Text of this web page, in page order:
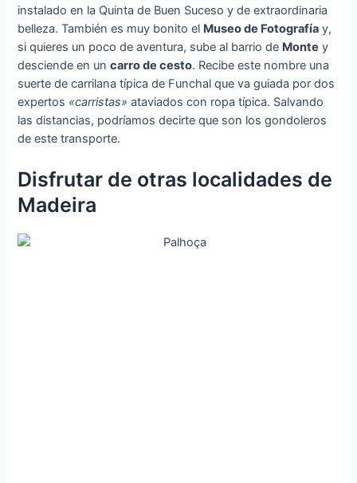
instalado en la Quinta de Buen Suceso y de extraordinaria
belleza. También es muy bonito el Museo de Fotografía y,
si quieres un poco de aventura, sube al barrio de Monte y
desciende en uncarro de cesto. Recibe este nombre una
suerte de carrilana típica de Funchal que va guiada por dos
expertos «carristas» ataviados con ropa típica. Salvando
las distancias, podríamos decirte que son los gondoleros
de este transporte.
Disfrutar de otras localidades de
Madeira